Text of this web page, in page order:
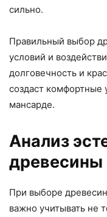
сильно.
Правильный выбор
условий и
долговечность и
создаст комфортные
мансарде.
Анализ
древесины
При выборе
важно учитывать не